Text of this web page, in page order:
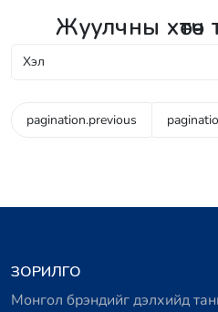
Жуулчны
pagination.previous
ЗОРИЛГО
Монгол брэндийг дэлхийд